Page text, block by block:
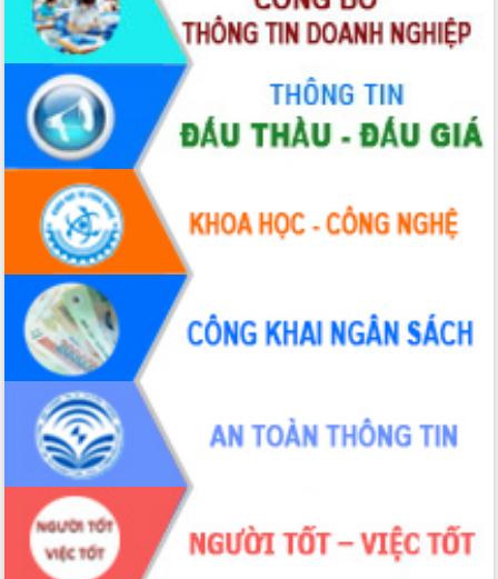
Đảm bảo cuộc bầu cử đại biểu Quốc
hội và đại biểu HĐND các cấp diễn ra
an toàn, hiệu quả, đúng quy định
Thủ tướng Chính phủ Phạm Minh Chính
kiểm tra, chỉ đạo hoàn thành các dự
án cao tốc và thăm khu tái định cư tại
Đắk Lắk
Sôi nổi Hội đua ngựa truyền thống Gò
Thì Thùng mừng Xuân Bính Ngọ 2026
Lãnh đạo tỉnh dâng hương tưởng niệm
tại Đập Đồng Cam đầu Xuân Bính Ngọ
Ngành nông nghiệp phấn đấu tăng
trưởng đạt 5,86% trong năm 2026
UBND tỉnh Đắk Lắk triển khai công tác
quốc phòng, quân sự địa phương năm
2026
Đắk Lắk tập trung toàn lực khắc phục
tồn tại IUU, sẵn sàng làm việc với
Đoàn thanh tra EC
Chủ tịch UBND tỉnh Tạ Anh Tuấn thăm,
chúc mừng các bệnh viện nhân Ngày
Thầy thuốc Việt Nam
Rộn ràng lễ hội truyền thống Sông
nước Đà Nông lần thứ I năm 2026